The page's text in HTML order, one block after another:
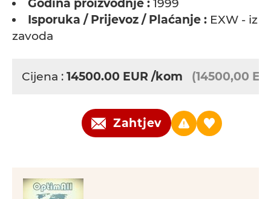
Godina proizvodnje : 1999
Isporuka / Prijevoz / Plaćanje : EXW - iz
zavoda
Cijena : 14500.00 EUR /kom (14500,00
Zahtjev